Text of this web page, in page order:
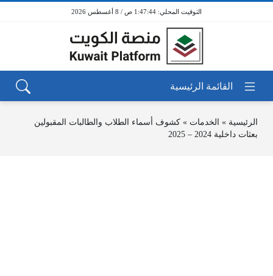
1:47:44 ص / 8 أغسطس 2026
الرئيسية » الخدمات » كشوف أسماء الطلاب والطالبات المقبولين
بعثات داخلية 2024 – 2025